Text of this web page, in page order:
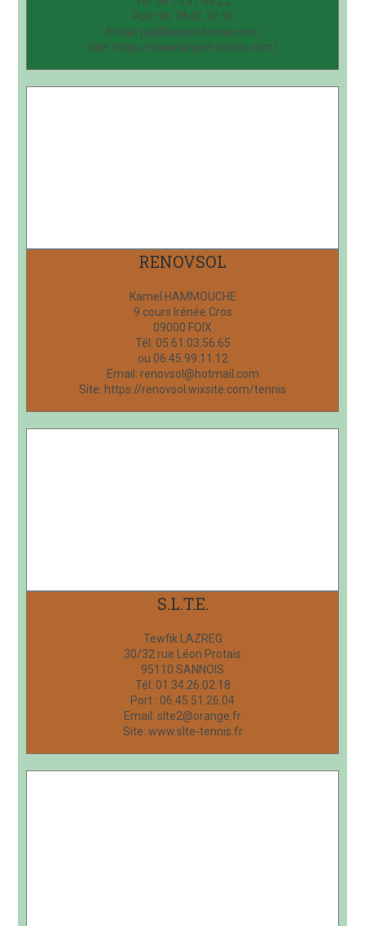
Port: 06.78.42.10.10
Email: jvp@laquet-tennis.com
Site: https://www.laquet-tennis.com/
RENOVSOL
Kamel HAMMOUCHE
9 cours Irénée Cros
09000 FOIX
Tél: 05.61.03.56.65
ou 06.45.99.11.12
Email: renovsol@hotmail.com
Site: https://renovsol.wixsite.com/tennis
S.L.T.E.
Tewfik LAZREG
30/32 rue Léon Protais
95110 SANNOIS
Tél: 01.34.26.02.18
Port : 06.45.51.26.04
Email: slte2@orange.fr
Site: www.slte-tennis.fr